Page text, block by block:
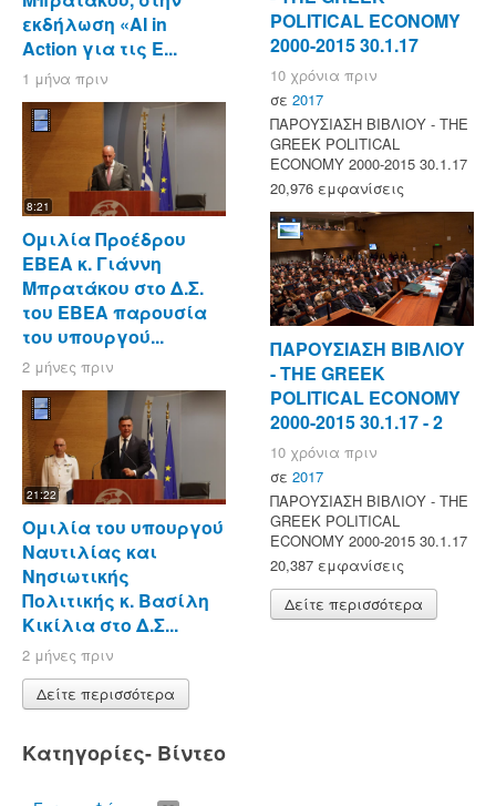
εκδήλωση «AI in
Action για τις Ε...
1 μήνα πριν
8:21
Ομιλία Προέδρου
ΕΒΕΑ κ. Γιάννη
Μπρατάκου στο Δ.Σ.
του ΕΒΕΑ παρουσία
του υπουργού...
2 μήνες πριν
21:22
Ομιλία του υπουργού
Ναυτιλίας και
Νησιωτικής
Πολιτικής κ. Βασίλη
Κικίλια στο Δ.Σ...
2 μήνες πριν
Δείτε περισσότερα
Κατηγορίες- Βίντεο
POLITICAL ECONOMY
2000-2015 30.1.17
10 χρόνια πριν
σε 2017
ΠΑΡΟΥΣΙΑΣΗ ΒΙΒΛΙΟΥ - ΤΗΕ
GREEK POLITICAL
ECONOMY 2000-2015 30.1.17
20,976 εμφανίσεις
ΠΑΡΟΥΣΙΑΣΗ ΒΙΒΛΙΟΥ
- ΤΗΕ GREEK
POLITICAL ECONOMY
2000-2015 30.1.17 - 2
10 χρόνια πριν
σε 2017
ΠΑΡΟΥΣΙΑΣΗ ΒΙΒΛΙΟΥ - ΤΗΕ
GREEK POLITICAL
ECONOMY 2000-2015 30.1.17
20,387 εμφανίσεις
Δείτε περισσότερα